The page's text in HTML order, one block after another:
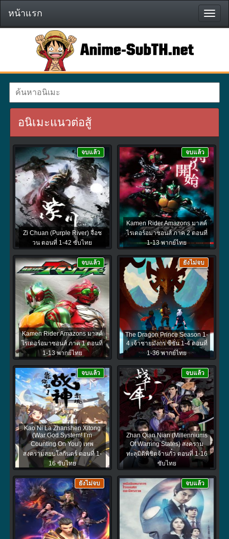
หน้า
แรก
หน้าแรก
อนิเมะแนวต่อสู้
Zi Chuan (Purple River) จื่อช
วน ตอนที่ 1-42 ซับไทย
จบแล้ว
Kamen Rider Amazons มาสค์
ไรเดอร์อมาซอนส์ ภาค 2 ตอนที่
1-13 พากย์ไทย
จบแล้ว
Kamen Rider Amazons มาสค์
ไรเดอร์อมาซอนส์ ภาค 1 ตอนที่
1-13 พากย์ไทย
จบแล้ว
The Dragon Prince Season 1-
4 เจ้าชายมังกร ซีซั่น 1-4 ตอนที่
1-36 พากย์ไทย
ยังไม่จบ
Kao Ni La Zhanshen Xitong
(War God System! I’m
Counting On You!) เทพ
สงครามสยบโลกันตร์ ตอนที่ 1-
16 ซับไทย
จบแล้ว
Zhan Qian Nian (Millenniums
Of Warring States) สงคราม
ทะลุมิติพิชิตจ้านกั๋ว ตอนที่ 1-16
ซับไทย
จบแล้ว
ยังไม่จบ จบแล้ว